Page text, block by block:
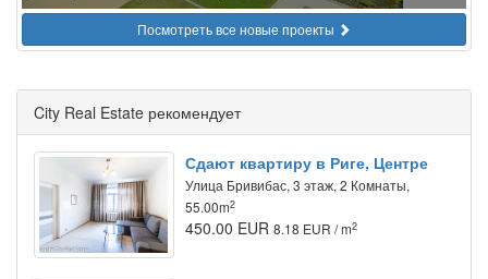
Посмотреть все новые проекты
City Real Estate рекомендует
Сдают квартиру в Риге, Центре
Улица Бривибас, 3 этаж, 2 Комнаты,
55.00m2
450.00 EUR 8.18 EUR / m2